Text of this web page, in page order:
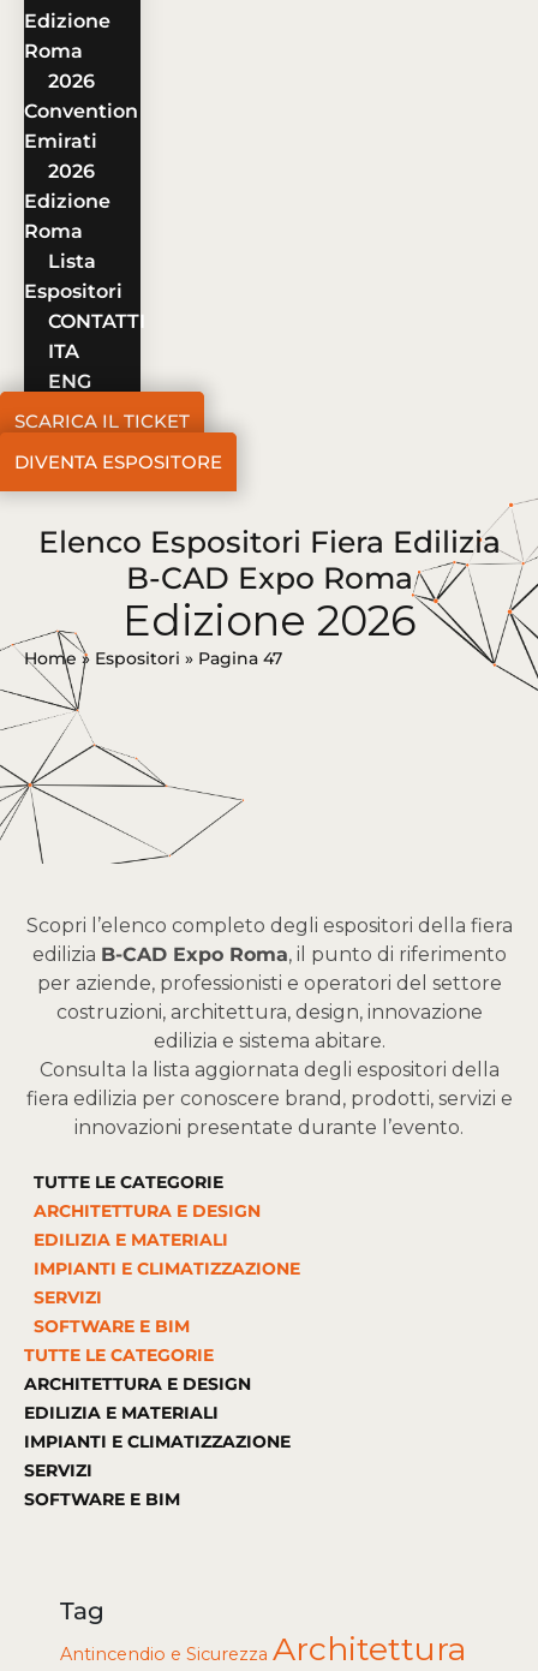
Edizione
Roma
2026
Convention
Emirati
2026
Edizione
Roma
Lista
Espositori
CONTATTI
ITA
ENG
SCARICA IL TICKET
DIVENTA ESPOSITORE
Elenco Espositori Fiera Edilizia
B-CAD Expo Roma
Edizione 2026
Home» Espositori » Pagina 47
Scopri l’elenco completo degli espositori della fiera
edilizia B-CAD Expo Roma, il punto di riferimento
per aziende, professionisti e operatori del settore
costruzioni, architettura, design, innovazione
edilizia e sistema abitare.
Consulta la lista aggiornata degli espositori della
fiera edilizia per conoscere brand, prodotti, servizi e
innovazioni presentate durante l’evento.
TUTTE LE CATEGORIE
ARCHITETTURA E DESIGN
EDILIZIA E MATERIALI
IMPIANTI E CLIMATIZZAZIONE
SERVIZI
SOFTWARE E BIM
TUTTE LE CATEGORIE
ARCHITETTURA E DESIGN
EDILIZIA E MATERIALI
IMPIANTI E CLIMATIZZAZIONE
SERVIZI
SOFTWARE E BIM
Tag
Antincendio e Sicurezza Architettura